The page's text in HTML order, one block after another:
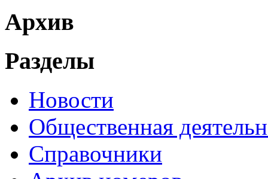
Архив
Разделы
Новости
Общественная
Справочники